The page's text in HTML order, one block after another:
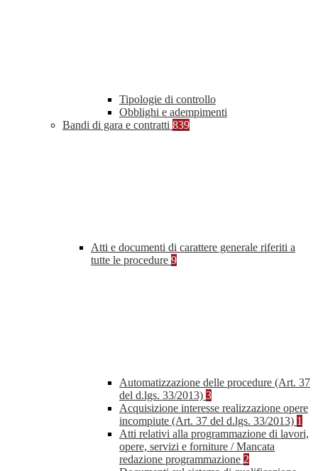
Tipologie di controllo
Obblighi e adempimenti
Bandi di gara e contratti 839
Atti e documenti di carattere generale riferiti a
tutte le procedure 9
Automatizzazione delle procedure (Art. 37
del d.lgs. 33/2013) 3
Acquisizione interesse realizzazione opere
incompiute (Art. 37 del d.lgs. 33/2013) 1
Atti relativi alla programmazione di lavori,
opere, servizi e forniture / Mancata
redazione programmazione 2